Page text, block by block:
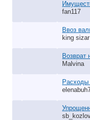
fan117
Ввоз
king sizar
Возврат
Malvina